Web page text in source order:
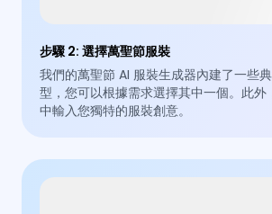
步驟 2:選擇萬聖節服裝
我們的萬聖節 AI 服裝生成器內建了一些
型，您可以根據需求選擇其中一個。此外
中輸入您獨特的服裝創意。